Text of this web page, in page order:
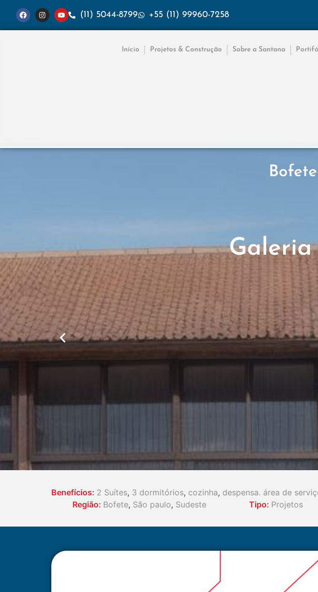
(11) 5044-8799 +55 (11) 99960-7258
Início Projetos & Construção Sobre a Santana
Galeria
Benefícios: 2 Suítes, 3 dormitórios, cozinha, despensa. área de
Região: Bofete, São paulo, Sudeste Tipo: Projetos